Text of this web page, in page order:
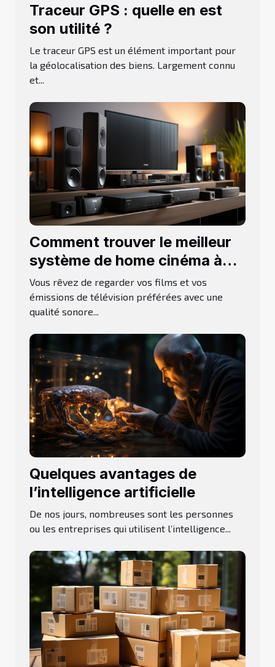
Traceur GPS : quelle en est
son utilité ?
Le traceur GPS est un élément important pour
la géolocalisation des biens. Largement connu
et...
Comment trouver le meilleur
système de home cinéma à
acheter ?
Vous rêvez de regarder vos films et vos
émissions de télévision préférées avec une
qualité sonore...
Quelques avantages de
l’intelligence artificielle
De nos jours, nombreuses sont les personnes
ou les entreprises qui utilisent l’intelligence...